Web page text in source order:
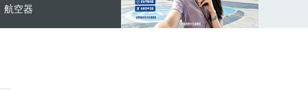
航空器